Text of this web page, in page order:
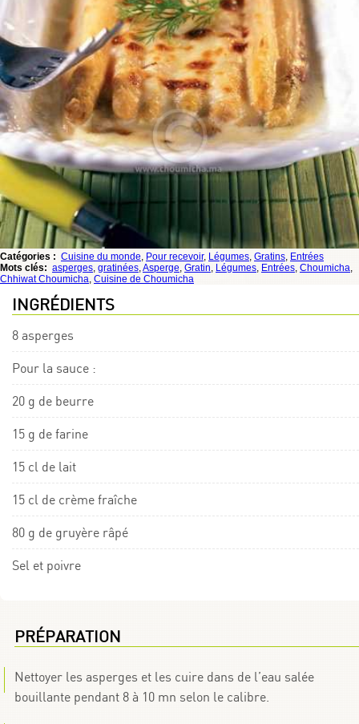
Catégories : Cuisine du monde, Pour recevoir, Légumes, Gratins, Entrées
Mots clés: asperges, gratinées,Asperge, Gratin, Légumes, Entrées, Choumicha,
Chhiwat Choumicha, Cuisine de Choumicha
INGRÉDIENTS
8 asperges
Pour la sauce :
20 g de beurre
15 g de farine
15 cl de lait
15 cl de crème fraîche
80 g de gruyère râpé
Sel et poivre
PRÉPARATION
Nettoyer les asperges et les cuire dans de l’eau salée
bouillante pendant 8 à 10 mn selon le calibre.